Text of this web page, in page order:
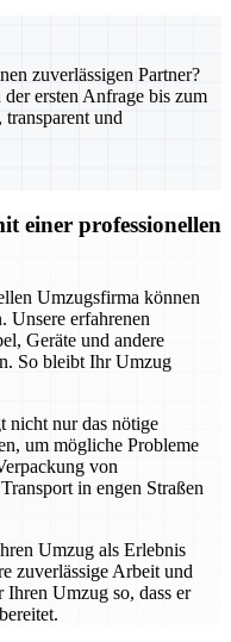
zuverlässigen Partner?
ersten Anfrage bis zum
und
einer professionellen
Umzugsfirma können
Unsere erfahrenen
Geräte und andere
So bleibt Ihr Umzug
nicht nur das nötige
um mögliche Probleme
von
in engen Straßen
Umzug als Erlebnis
zuverlässige Arbeit und
Umzug so, dass er